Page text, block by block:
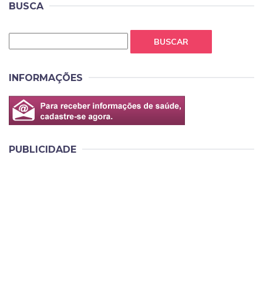
BUSCA
BUSCAR
INFORMAÇÕES
PUBLICIDADE